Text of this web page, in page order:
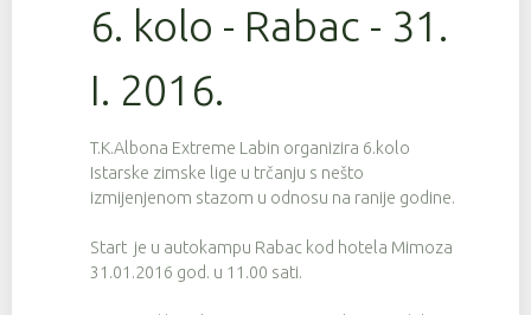
6. kolo - Rabac - 31.
I. 2016.
T.K.Albona Extreme Labin organizira 6.kolo
Istarske zimske lige u trčanju s nešto
izmijenjenom stazom u odnosu na ranije godine.
Start je u autokampu Rabac kod hotela Mimoza
31.01.2016 god. u 11.00 sati.